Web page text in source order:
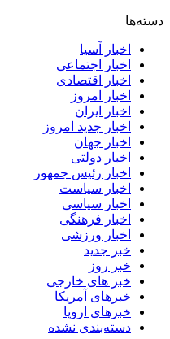
دسته‌ها
اخبار آسیا
اخبار اجتماعی
اخبار اقتصادی
اخبار امروز
اخبار ایران
اخبار جدید امروز
اخبار جهان
اخبار دولتی
اخبار رئیس جمهور
اخبار سیاست
اخبار سیاسی
اخبار فرهنگی
اخبار ورزشی
خبر جدید
خبر روز
خبر های خارجی
خبرهای آمریکا
خبرهای اروپا
دسته‌بندی نشده